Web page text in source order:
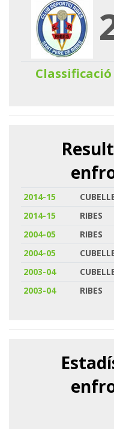
2014-15
2014-15
RIBES
2004-05
RIBES
2004-05
2003-04
2003-04
RIBES